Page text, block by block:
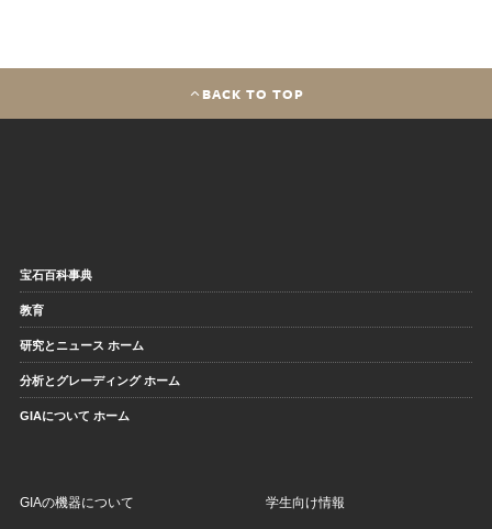
BACK TO TOP
宝石百科事典
教育
研究とニュース ホーム
分析とグレーディング ホーム
GIAについて ホーム
GIAの機器について 学生向け情報